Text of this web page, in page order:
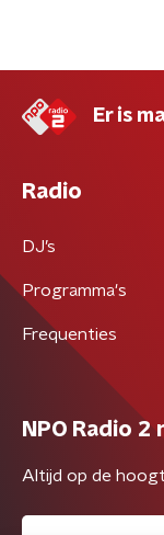
Er is
Radio
DJ’s
Programma's
Frequenties
NPO Radio
Altijd op de